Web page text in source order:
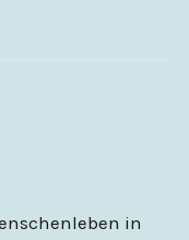
in